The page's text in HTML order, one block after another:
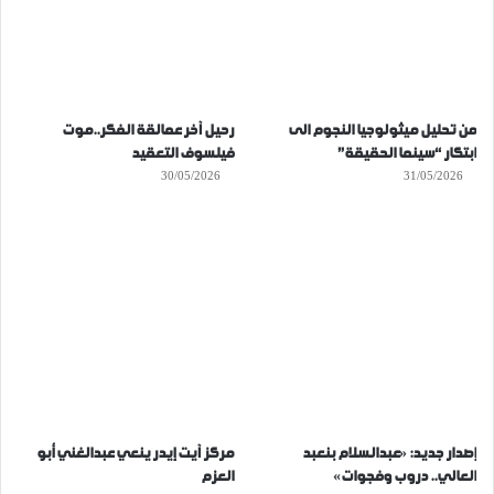
من تحليل ميثولوجيا النجوم الى
ابتكار “سينما الحقيقة”
31/05/2026
رحيل آخر عمالقة الفكر..موت
فيلسوف التعقيد
30/05/2026
إصدار جديد: «عبدالسلام بنعبد
العالي.. دروب وفجوات»
مركز آيت إيدر ينعي عبدالغني أبو
العزم